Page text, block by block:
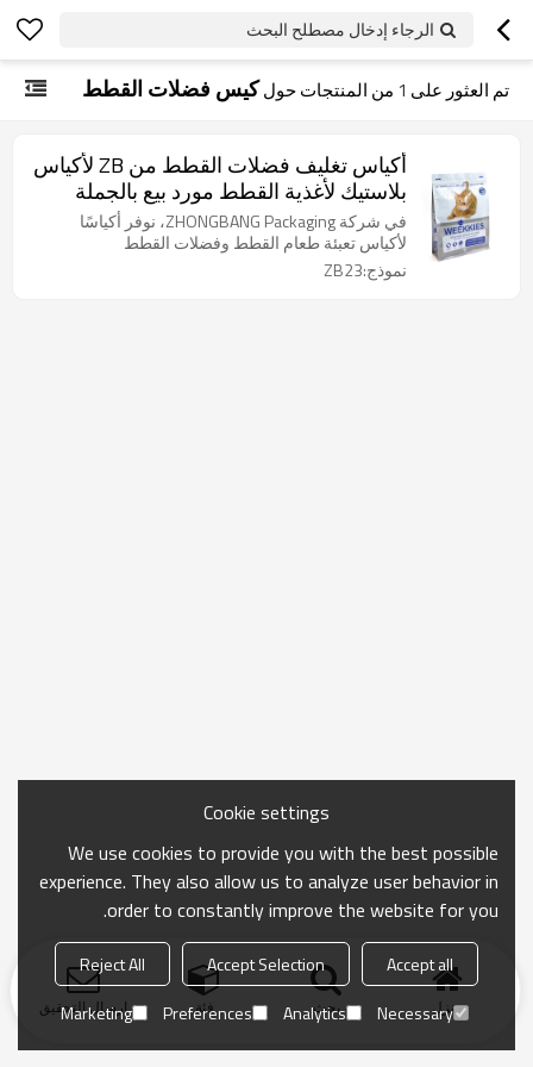
الرجاء إدخال مصطلح البحث
تم العثور على 1 من المنتجات حولكيس فضلات القطط
أكياس تغليف فضلات القطط من ZB لأكياس
بلاستيك لأغذية القطط مورد بيع بالجملة
للطباعة حسب الطلب
في شركة ZHONGBANG Packaging، نوفر أكياسًا
لأكياس تعبئة طعام القطط وفضلات القطط
نموذج:ZB23
منزل بحث فئة ارسال التحقيق
Cookie settings
We use cookies to provide you with the best possible
experience. They also allow us to analyze user behavior in
order to constantly improve the website for you.
Accept all
Accept Selection
Reject All
Necessary
Analytics
Preferences
Marketing